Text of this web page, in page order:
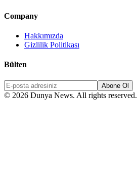
Company
Hakkımızda
Gizlilik Politikası
Bülten
Abone Ol
© 2026 Dunya News. All rights reserved.